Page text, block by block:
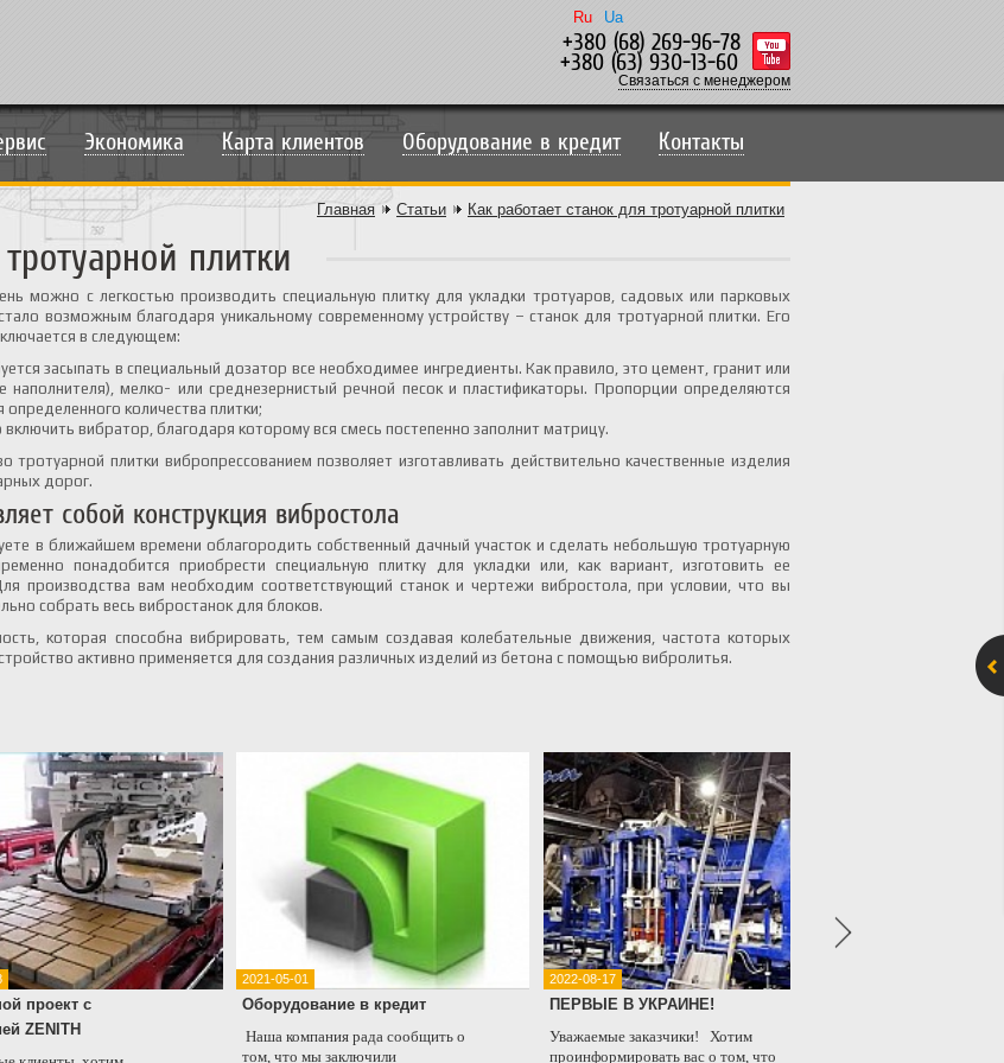
Ru Ua
+380 (68) 269-96-78
+380 (63) 930-13-60
Связаться с менеджером
Экономика Карта клиентов Оборудование в кредит Контакты
Главная Статьи Как работает станок для тротуарной плитки
плитки
можно с легкостью производить специальную плитку для укладки тротуаров, садовых или парковых
возможным благодаря уникальному современному устройству – станок для тротуарной плитки. Его
в следующем:
засыпать в специальный дозатор все необходимее ингредиенты. Как правило, это цемент, гранит или
наполнителя), мелко- или среднезернистый речной песок и пластификаторы. Пропорции определяются
количества плитки;
вибратор, благодаря которому вся смесь постепенно заполнит матрицу.
тротуарной плитки вибропрессованием позволяет изготавливать действительно качественные изделия
дорог.
собой конструкция вибростола
в ближайшем времени облагородить собственный дачный участок и сделать небольшую тротуарную
понадобится приобрести специальную плитку для укладки или, как вариант, изготовить ее
производства вам необходим соответствующий станок и чертежи вибростола, при условии, что вы
собрать весь вибростанок для блоков.
которая способна вибрировать, тем самым создавая колебательные движения, частота которых
активно применяется для создания различных изделий из бетона с помощью вибролитья.
проект с
ZENITH
2021-05-01
Оборудование в кредит
Наша компания рада сообщить о
том, что мы заключили
2022-08-17
ПЕРВЫЕ В УКРАИНЕ!
Уважаемые заказчики! Хотим
проинформировать вас о том, что